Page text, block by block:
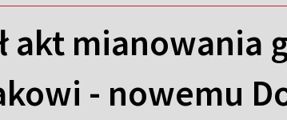
akt mianowania
- nowemu